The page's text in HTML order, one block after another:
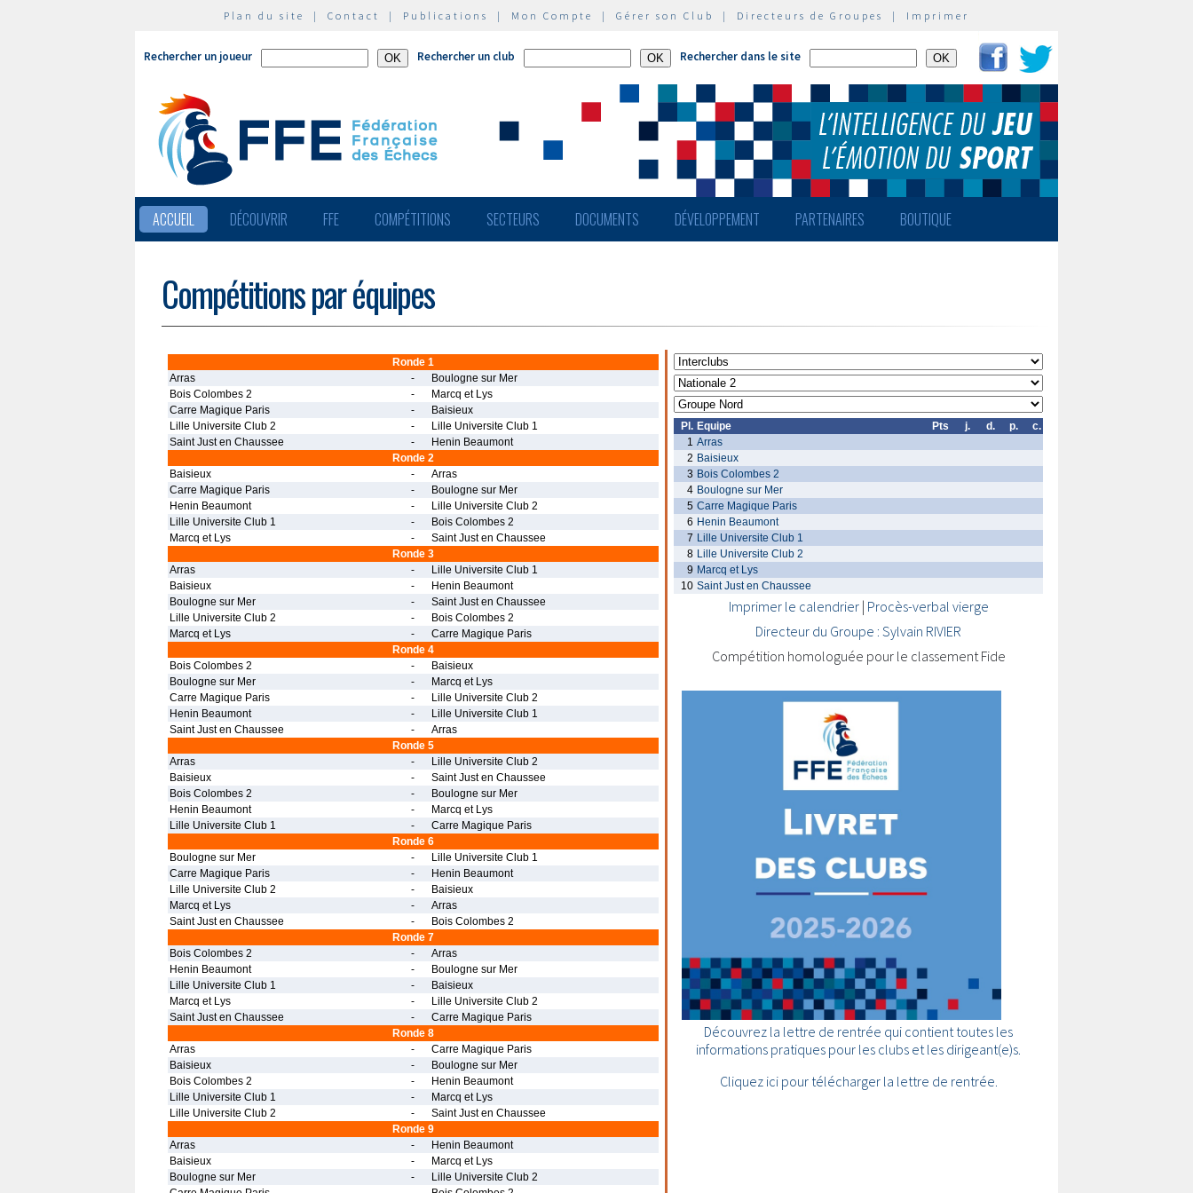
Plan du site | Contact | Publications | Mon Compte | Gérer son Club | Directeurs de Groupes | Imprimer
Rechercher un joueur Rechercher un club Rechercher dans le site
ACCUEIL DÉCOUVRIR FFE COMPÉTITIONS SECTEURS DOCUMENTS DÉVELOPPEMENT PARTENAIRES BOUTIQUE
Compétitions par équipes
Ronde 1
Arras
-
Boulogne sur Mer
Bois Colombes 2
-
Marcq et Lys
Carre Magique Paris
-
Baisieux
Lille Universite Club 2
-
Lille Universite Club 1
Saint Just en Chaussee
-
Henin Beaumont
Ronde 2
Baisieux
-
Arras
Carre Magique Paris
-
Boulogne sur Mer
Henin Beaumont
-
Lille Universite Club 2
Lille Universite Club 1
-
Bois Colombes 2
Marcq et Lys
-
Saint Just en Chaussee
Ronde 3
Arras
-
Lille Universite Club 1
Baisieux
-
Henin Beaumont
Boulogne sur Mer
-
Saint Just en Chaussee
Lille Universite Club 2
-
Bois Colombes 2
Marcq et Lys
-
Carre Magique Paris
Ronde 4
Bois Colombes 2
-
Baisieux
Boulogne sur Mer
-
Marcq et Lys
Carre Magique Paris
-
Lille Universite Club 2
Henin Beaumont
-
Lille Universite Club 1
Saint Just en Chaussee
-
Arras
Ronde 5
Arras
-
Lille Universite Club 2
Baisieux
-
Saint Just en Chaussee
Bois Colombes 2
-
Boulogne sur Mer
Henin Beaumont
-
Marcq et Lys
Lille Universite Club 1
-
Carre Magique Paris
Ronde 6
Boulogne sur Mer
-
Lille Universite Club 1
Carre Magique Paris
-
Henin Beaumont
Lille Universite Club 2
-
Baisieux
Marcq et Lys
-
Arras
Saint Just en Chaussee
-
Bois Colombes 2
Ronde 7
Bois Colombes 2
-
Arras
Henin Beaumont
-
Boulogne sur Mer
Lille Universite Club 1
-
Baisieux
Marcq et Lys
-
Lille Universite Club 2
Saint Just en Chaussee
-
Carre Magique Paris
Ronde 8
Arras
-
Carre Magique Paris
Baisieux
-
Boulogne sur Mer
Bois Colombes 2
-
Henin Beaumont
Lille Universite Club 1
-
Marcq et Lys
Lille Universite Club 2
-
Saint Just en Chaussee
Ronde 9
Arras
-
Henin Beaumont
Baisieux
-
Marcq et Lys
Boulogne sur Mer
-
Lille Universite Club 2
Pl. Equipe Pts j. d. p.
c.
1 Arras
2 Baisieux
3 Bois Colombes 2
4 Boulogne sur Mer
5 Carre Magique Paris
6 Henin Beaumont
7 Lille Universite Club 1
8 Lille Universite Club 2
9 Marcq et Lys
10 Saint Just en Chaussee
Imprimer le calendrier| Procès-verbal vierge
Directeur du Groupe : Sylvain RIVIER
Compétition homologuée pour le classement Fide
Découvrez la lettre de rentrée qui contient toutes les
informations pratiques pour les clubs et les dirigeant(e)s.
Cliquez ici pour télécharger la lettre de rentrée.